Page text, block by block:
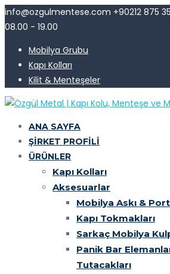
info@ozgulmentese.com +90212 875
08.00 - 19.00
Mobilya Grubu
Kapı Kolları
Kilit & Menteşeler
ANA SAYFA
ŞIRKET PROFILI
ÜRÜNLER
Kapı Kolları
Aksesuarlar
Mobilya Askı &
Kapı Tokmakları
Sarkaç Mobilya
Panik Bar
Tutacakları